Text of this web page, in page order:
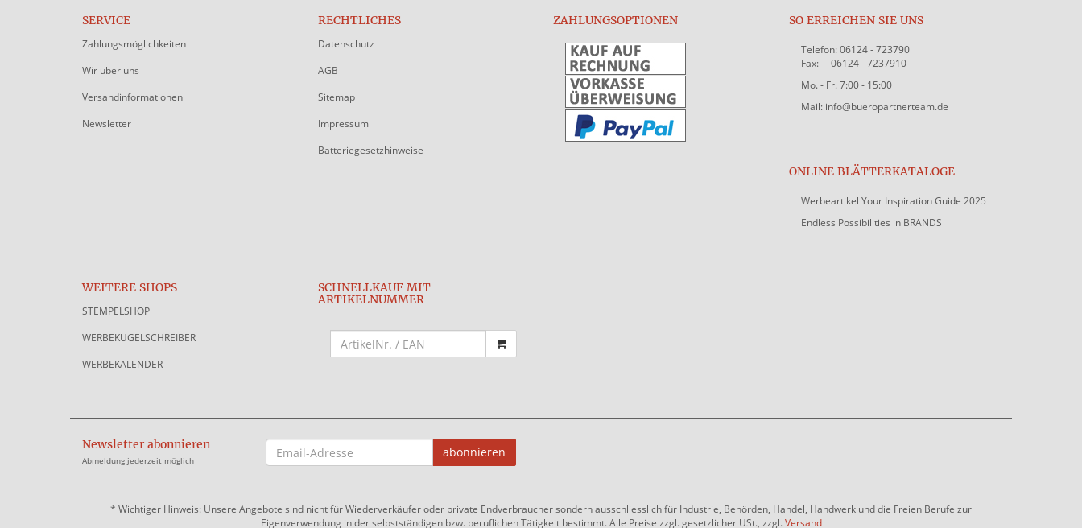
SERVICE
Zahlungsmöglichkeiten
Wir über uns
Versandinformationen
Newsletter
RECHTLICHES
Datenschutz
AGB
Sitemap
Impressum
Batteriegesetzhinweise
ZAHLUNGSOPTIONEN SO ERREICHEN SIE UNS
Telefon: 06124 - 723790
Fax: 06124 - 7237910
Mo. - Fr. 7:00 - 15:00
Mail: info@bueropartnerteam.de
ONLINE BLÄTTERKATALOGE
Werbeartikel Your Inspiration Guide 2025
Endless Possibilities in BRANDS
WEITERE SHOPS
STEMPELSHOP
WERBEKUGELSCHREIBER
WERBEKALENDER
SCHNELLKAUF MIT
ARTIKELNUMMER
Newsletter abonnieren
Abmeldung jederzeit möglich
EMAIL-
ADRESSE
abonnieren
* Wichtiger Hinweis: Unsere Angebote sind nicht für Wiederverkäufer oder private Endverbraucher sondern ausschliesslich für Industrie, Behörden, Handel, Handwerk und die Freien Berufe zur
Eigenverwendung in der selbstständigen bzw. beruflichen Tätigkeit bestimmt. Alle Preise zzgl. gesetzlicher USt., zzgl.Versand